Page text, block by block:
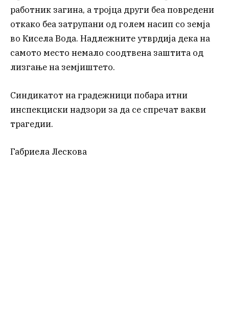
работник загина, а тројца други беа повредени
откако беа затрупани од голем насип со земја
во Кисела Вода. Надлежните утврдија дека на
самото место немало соодтвена заштита од
лизгање на земјиштето.
Синдикатот на градежници побара итни
инспекциски надзори за да се спречат вакви
трагедии.
Габриела Лескова